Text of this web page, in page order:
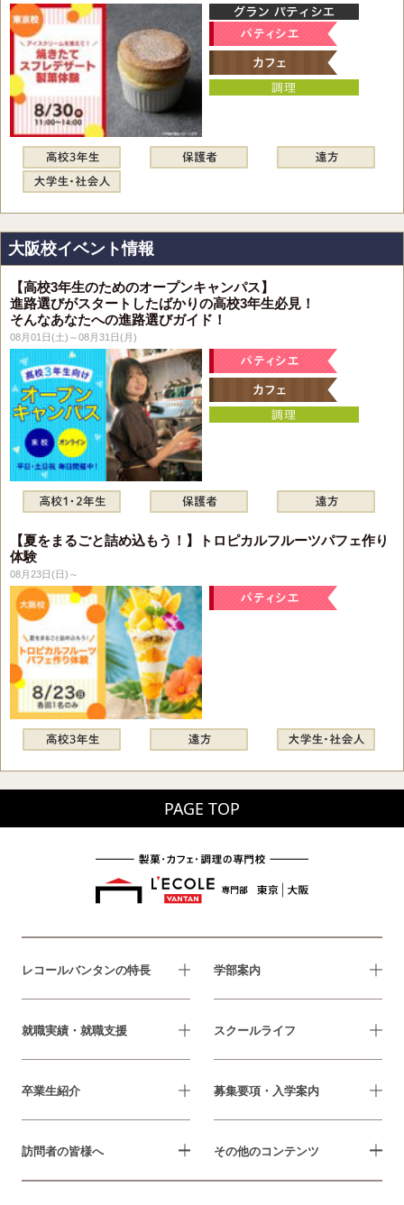
大阪校イベント情報
【高校3年生のためのオープンキャンパス】
進路選びがスタートしたばかりの高校3年生必見！
そんなあなたへの進路選びガイド！
08月01日(土)～08月31日(月)
【夏をまるごと詰め込もう！】トロピカルフルーツパフェ作り
体験
08月23日(日)～
PAGE TOP
レコールバンタンの特長 学部案内
就職実績・就職支援 スクールライフ
卒業生紹介 募集要項・入学案内
訪問者の皆様へ その他のコンテンツ